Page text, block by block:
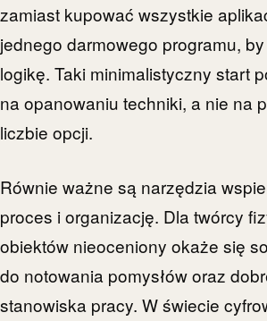
zamiast kupować wszystkie
jednego darmowego programu,
logikę. Taki minimalistyczny start
na opanowaniu techniki, a nie na
liczbie opcji.
Równie ważne są narzędzia
proces i organizację. Dla twórcy
obiektów nieoceniony okaże się
do notowania pomysłów oraz
stanowiska pracy. W świecie